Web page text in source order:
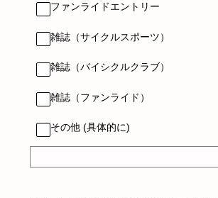
ファンライドエントリー
雑誌（サイクルスポーツ）
雑誌（バイシクルクラブ）
雑誌（ファンライド）
その他 (具体的に)